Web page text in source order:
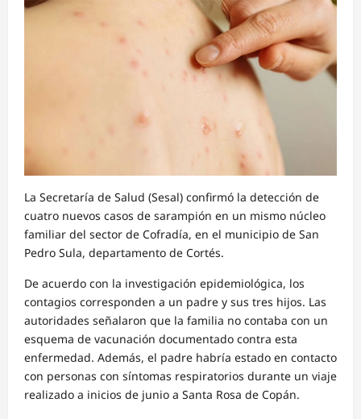
La Secretaría de Salud (Sesal) confirmó la detección de
cuatro nuevos casos de sarampión en un mismo núcleo
familiar del sector de Cofradía, en el municipio de San
Pedro Sula, departamento de Cortés.
De acuerdo con la investigación epidemiológica, los
contagios corresponden a un padre y sus tres hijos. Las
autoridades señalaron que la familia no contaba con un
esquema de vacunación documentado contra esta
enfermedad. Además, el padre habría estado en contacto
con personas con síntomas respiratorios durante un viaje
realizado a inicios de junio a Santa Rosa de Copán.